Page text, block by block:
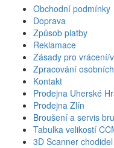
Obchodní podmínky
Doprava
Způsob platby
Reklamace
Zásady pro vrácení/
Zpracování
Kontakt
Prodejna Uherské
Prodejna Zlín
Broušení a servis
Tabulka velikostí
3D Scanner chodidel